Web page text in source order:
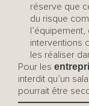
réserve que
du risque
interventions
les réaliser
Pour les
interdit qu’un
pourrait être